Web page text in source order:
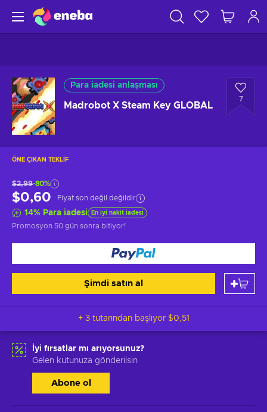
Para iadesi anlaşması
Madrobot X Steam Key GLOBAL
7
ÖNE ÇIKAN TEKLIF
$2,99-80%
$0,60 Fiyat son değil değildir
14% Para iadesi En iyi nakit iadesi
Promosyon 50 gün sonra bitiyor!
Şimdi satın al
+ 3 tutarından başlıyor $0,51
İyi fırsatlar mı arıyorsunuz?
Gelen kutunuza gönderilsin
Abone ol